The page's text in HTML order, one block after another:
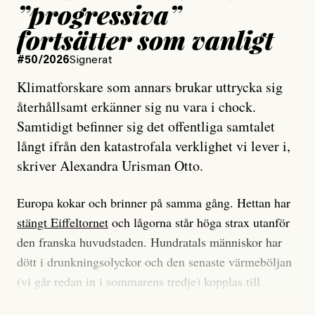
”progressiva”
fortsätter som vanligt
#50/2026Signerat
Klimatforskare som annars brukar uttrycka sig
återhållsamt erkänner sig nu vara i chock.
Samtidigt befinner sig det offentliga samtalet
långt ifrån den katastrofala verklighet vi lever i,
skriver Alexandra Urisman Otto.
Europa kokar och brinner på samma gång. Hettan har
stängt Eiffeltornet och lågorna står höga strax utanför
den franska huvudstaden. Hundratals människor har
dött i drunkningsolyckor och den senaste värmeböljan
(vi går redan in i sommarens tredje) kopplas till